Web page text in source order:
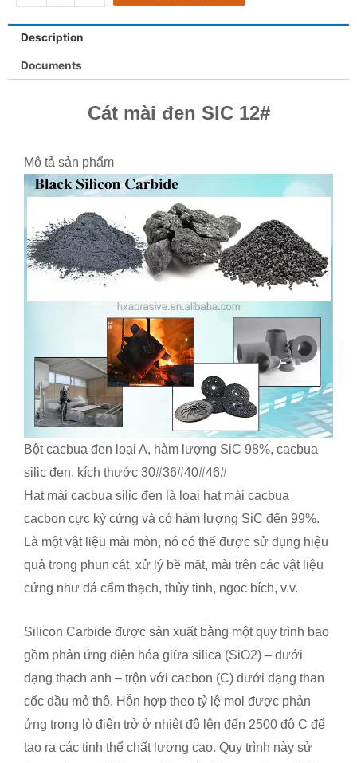
Description
Documents
Cát mài đen SIC 12#
Mô tả sản phẩm
Bột cacbua đen loại A, hàm lượng SiC 98%, cacbua
silic đen, kích thước 30#36#40#46#
Hạt mài cacbua silic đen là loại hạt mài cacbua
cacbon cực kỳ cứng và có hàm lượng SiC đến 99%.
Là một vật liệu mài mòn, nó có thể được sử dụng hiệu
quả trong phun cát, xử lý bề mặt, mài trên các vật liệu
cứng như đá cẩm thạch, thủy tinh, ngọc bích, v.v.
Silicon Carbide được sản xuất bằng một quy trình bao
gồm phản ứng điện hóa giữa silica (SiO2) – dưới
dạng thạch anh – trộn với cacbon (C) dưới dạng than
cốc dầu mỏ thô. Hỗn hợp theo tỷ lệ mol được phản
ứng trong lò điện trở ở nhiệt độ lên đến 2500 độ C để
tạo ra các tinh thể chất lượng cao. Quy trình này sử